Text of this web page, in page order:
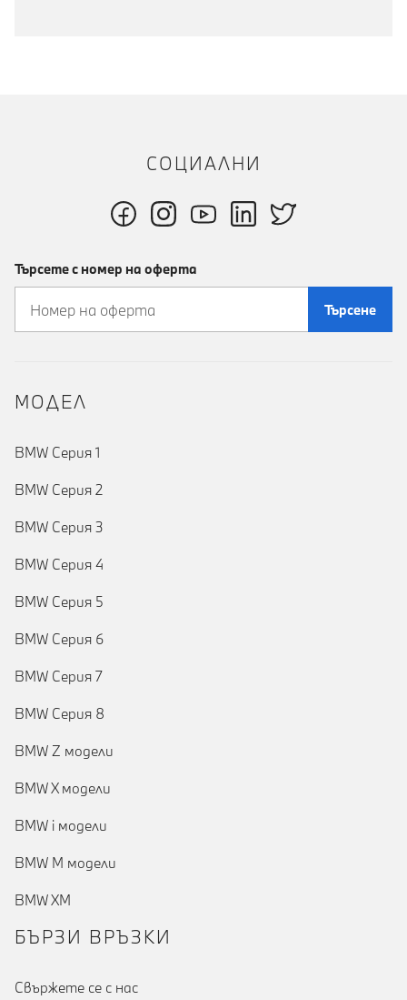
СОЦИАЛНИ
Търсете с номер на оферта
Търсене
MOДЕЛ
BMW Серия 1
BMW Серия 2
BMW Серия 3
BMW Серия 4
BMW Серия 5
BMW Серия 6
BMW Серия 7
BMW Серия 8
BMW Z модели
BMW X модели
BMW i модели
BMW M модели
BMW XM
БЪРЗИ ВРЪЗКИ
Cвържете се с нас